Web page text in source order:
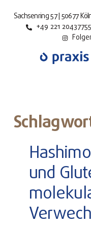
Sachsenring 57 | 50677
+49 221
und